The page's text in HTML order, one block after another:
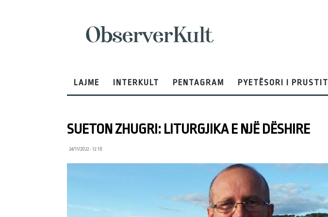
LAJME INTERKULT PENTAGRAM PYETËSORI I PRUSTIT
SUETON ZHUGRI: LITURGJIKA E NJË DËSHIRE
24/11/2022 • 12:10